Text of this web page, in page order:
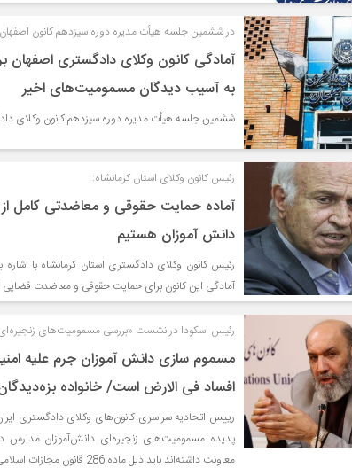
در ششمین جلسه هیأت مدیره دوره سیزدهم کانون
آمادگی کانون وکلای دادگستری اصفهان
به آسیب دیدگان مسمومیت‌های اخیر
ششمین جلسه هیأت مدیره دوره سیزدهم کانون وکلای
رئیس کانون وکلای استان کرمانشاه:
آماده حمایت حقوقی و معاضدتی کامل
دانش آموزان هستیم
رئیس کانون وکلای دادگستری استان کرمانشاه با
آمادگی این کانون برای حمایت حقوقی و معاضدت قضایی
رئیس اسکودا در نشست «بررسی مسمومیت‌های
مسموم سازی دانش آموزان جرم علیه
افساد فی الارض است/ خانواده
رییس اتحادیه سراسری کانون‌های وکلای دادگستری
پدیده مسمومیت‌های زنجیره‌ای دانش‌آموزان مدارس
معاونت داشته‌اند باید ذیل ماده 286 قانون مجازات اسلامی تحت تعقیب قرار گیرند.